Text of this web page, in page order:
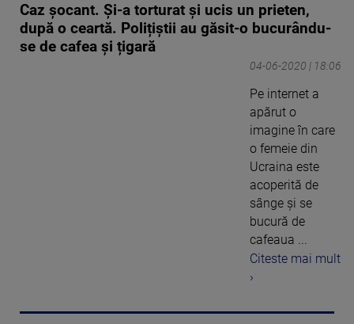
Caz șocant. Și-a torturat și ucis un prieten,
după o ceartă. Polițiștii au găsit-o bucurându-
se de cafea și țigară
04-06-2020 | 18:06
Pe internet a
apărut o
imagine în care
o femeie din
Ucraina este
acoperită de
sânge și se
bucură de
cafeaua ...
Citeste mai mult
›